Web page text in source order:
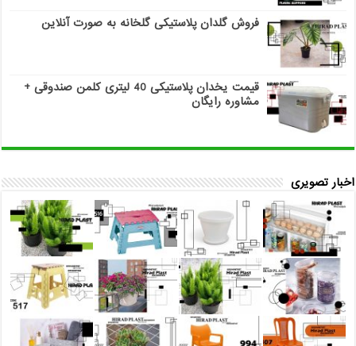
فروش گلدان پلاستیکی گلخانه به صورت آنلاین
قیمت یخدان پلاستیکی 40 لیتری کلمن صندوقی +
مشاوره رایگان
اخبار تصویری